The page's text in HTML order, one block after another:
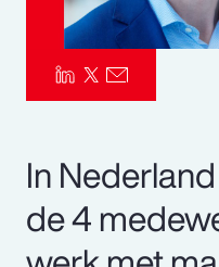
In
de 4